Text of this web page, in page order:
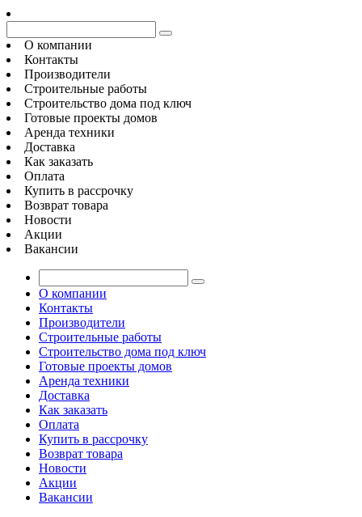
О компании
Контакты
Производители
Строительные работы
Строительство дома под ключ
Готовые проекты домов
Аренда техники
Доставка
Как заказать
Оплата
Купить в рассрочку
Возврат товара
Новости
Акции
Вакансии
О компании
Контакты
Производители
Строительные работы
Строительство дома под ключ
Готовые проекты домов
Аренда техники
Доставка
Как заказать
Оплата
Купить в рассрочку
Возврат товара
Новости
Акции
Вакансии